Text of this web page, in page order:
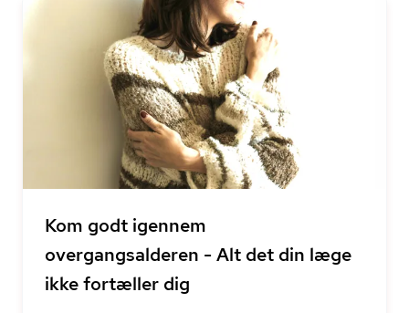
Kom godt igennem
overgangsalderen - Alt det din læge
ikke fortæller dig